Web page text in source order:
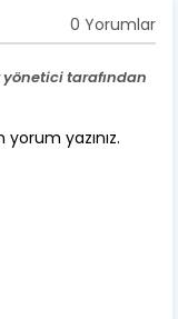
0 Yorumlar
tarafından
yazınız.